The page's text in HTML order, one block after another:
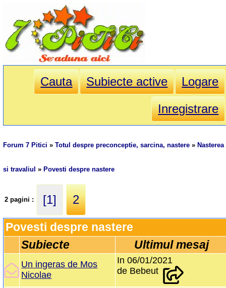
Cauta Subiecte active
Logare
Inregistrare
Forum 7 Pitici »Totul despre preconceptie, sarcina, nastere » Nasterea
si travaliul » Povesti despre nastere
2 pagini : [1] 2
Povesti despre nastere
Subiecte
Ultimul mesaj
Un ingeras de Mos
Nicolae
In 06/01/2021
de Bebeut